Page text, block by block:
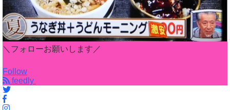
＼フォローお願いします／
Follow
feedly